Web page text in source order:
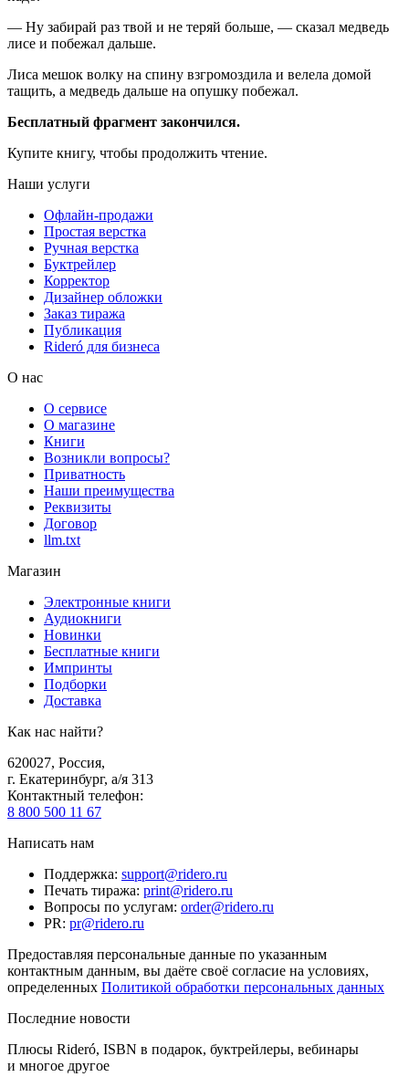
— Ну забирай раз твой и не теряй больше, — сказал медведь
лисе и побежал дальше.
Лиса мешок волку на спину взгромоздила и велела домой
тащить, а медведь дальше на опушку побежал.
Бесплатный фрагмент закончился.
Купите книгу, чтобы продолжить чтение.
Наши услуги
Офлайн-продажи
Простая верстка
Ручная верстка
Буктрейлер
Корректор
Дизайнер обложки
Заказ тиража
Публикация
Rideró для бизнеса
О нас
О сервисе
О магазине
Книги
Возникли вопросы?
Приватность
Наши преимущества
Реквизиты
Договор
llm.txt
Магазин
Электронные книги
Аудиокниги
Новинки
Бесплатные книги
Импринты
Подборки
Доставка
Как нас найти?
620027, Россия,
г. Екатеринбург, а/я 313
Контактный телефон:
8 800 500 11 67
Написать нам
Поддержка: support@ridero.ru
Печать тиража: print@ridero.ru
Вопросы по услугам: order@ridero.ru
PR: pr@ridero.ru
Предоставляя персональные данные по указанным
контактным данным, вы даёте своё согласие на условиях,
определенных Политикой обработки персональных данных
Последние новости
Плюсы Rideró, ISBN в подарок, буктрейлеры, вебинары
и многое другое